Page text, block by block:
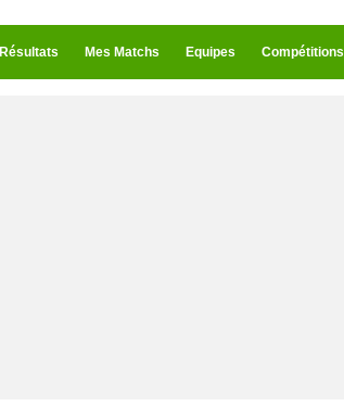
Résultats Mes Matchs Equipes Compétitions